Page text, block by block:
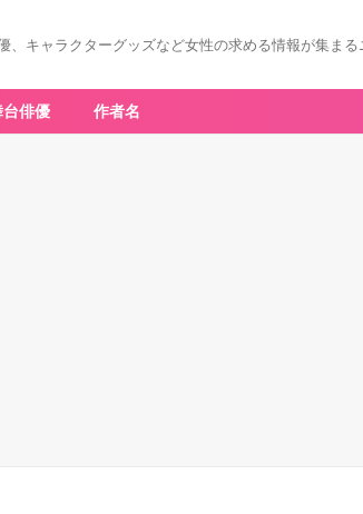
、キャラクターグッズなど女性の求める情報が集まる
台俳優 作者名